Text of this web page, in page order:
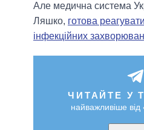
Але медична система
Ляшко, готова
інфекційних
ЧИТАЙТЕ У
найважливіше від